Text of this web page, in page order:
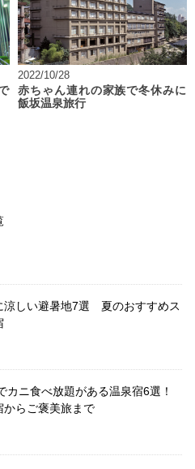
2022/10/28
赤ちゃん連れの家族で冬休みに
飯坂温泉旅行
涼しい避暑地7選 夏のおすすめス
カニ食べ放題がある温泉宿6選！
からご褒美旅まで